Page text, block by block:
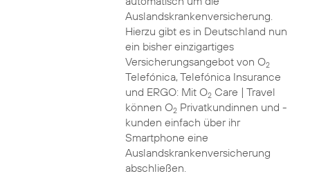
Auslandskrankenversicherung.
Hierzu gibt es in Deutschland nun
ein bisher einzigartiges
Versicherungsangebot von O2
Telefónica, Telefónica Insurance
und ERGO: Mit O2Care | Travel
können O2Privatkundinnen und -
kunden einfach über ihr
Smartphone eine
Auslandskrankenversicherung
abschließen.